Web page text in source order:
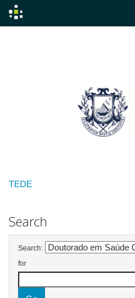
TEDE
Search
Search:
for